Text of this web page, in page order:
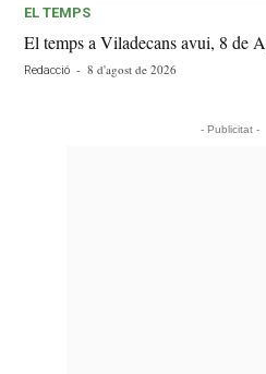
EL TEMPS
El temps a Viladecans avui, 8 de
Redacció - 8 d'agost de 2026
- Publicitat -